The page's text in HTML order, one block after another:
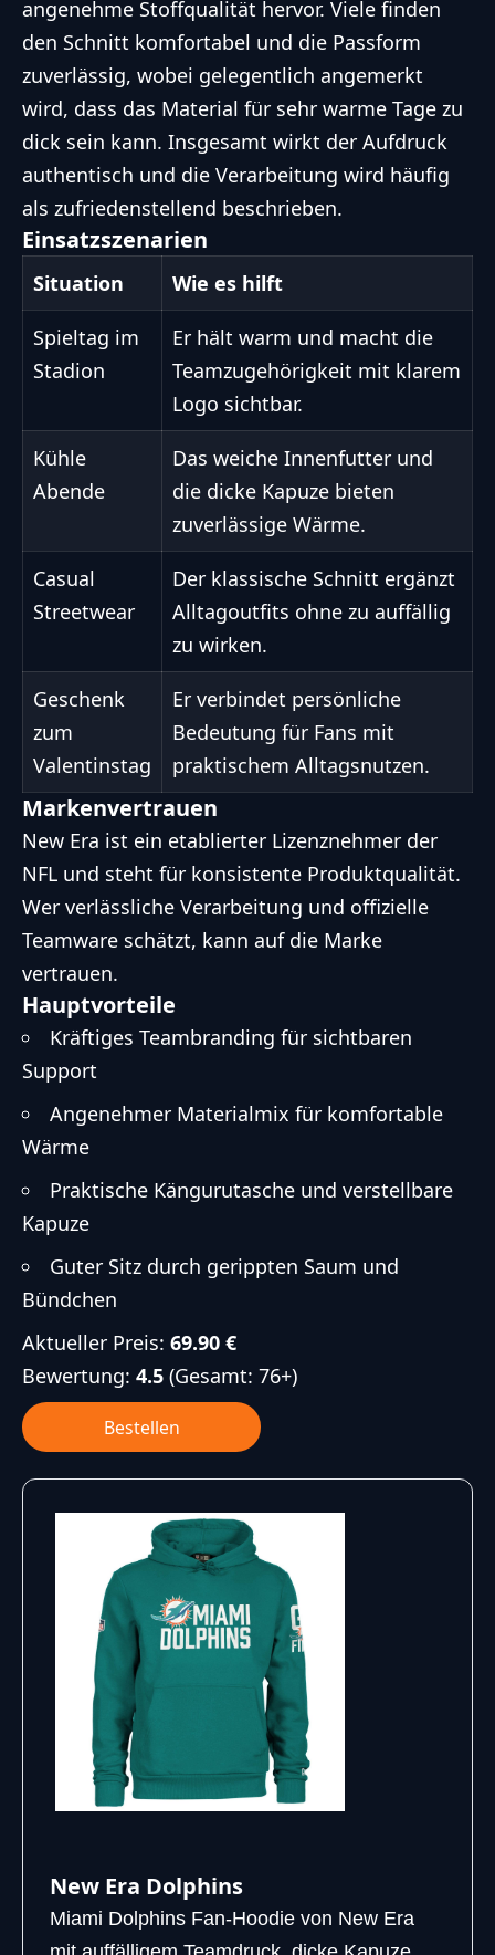
angenehme Stoffqualität hervor. Viele finden
den Schnitt komfortabel und die Passform
zuverlässig, wobei gelegentlich angemerkt
wird, dass das Material für sehr warme Tage zu
dick sein kann. Insgesamt wirkt der Aufdruck
authentisch und die Verarbeitung wird häufig
als zufriedenstellend beschrieben.
Einsatzszenarien
Situation Wie es hilft
Spieltag im
Stadion
Er hält warm und macht die
Teamzugehörigkeit mit klarem
Logo sichtbar.
Kühle
Abende
Das weiche Innenfutter und
die dicke Kapuze bieten
zuverlässige Wärme.
Casual
Streetwear
Der klassische Schnitt ergänzt
Alltagoutfits ohne zu auffällig
zu wirken.
Geschenk
zum
Valentinstag
Er verbindet persönliche
Bedeutung für Fans mit
praktischem Alltagsnutzen.
Markenvertrauen
New Era ist ein etablierter Lizenznehmer der
NFL und steht für konsistente Produktqualität.
Wer verlässliche Verarbeitung und offizielle
Teamware schätzt, kann auf die Marke
vertrauen.
Hauptvorteile
Kräftiges Teambranding für sichtbaren
Support
Angenehmer Materialmix für komfortable
Wärme
Praktische Kängurutasche und verstellbare
Kapuze
Guter Sitz durch gerippten Saum und
Bündchen
Aktueller Preis: 69.90 €
Bewertung: 4.5 (Gesamt: 76+)
Bestellen
New Era Dolphins
Miami Dolphins Fan-Hoodie von New Era